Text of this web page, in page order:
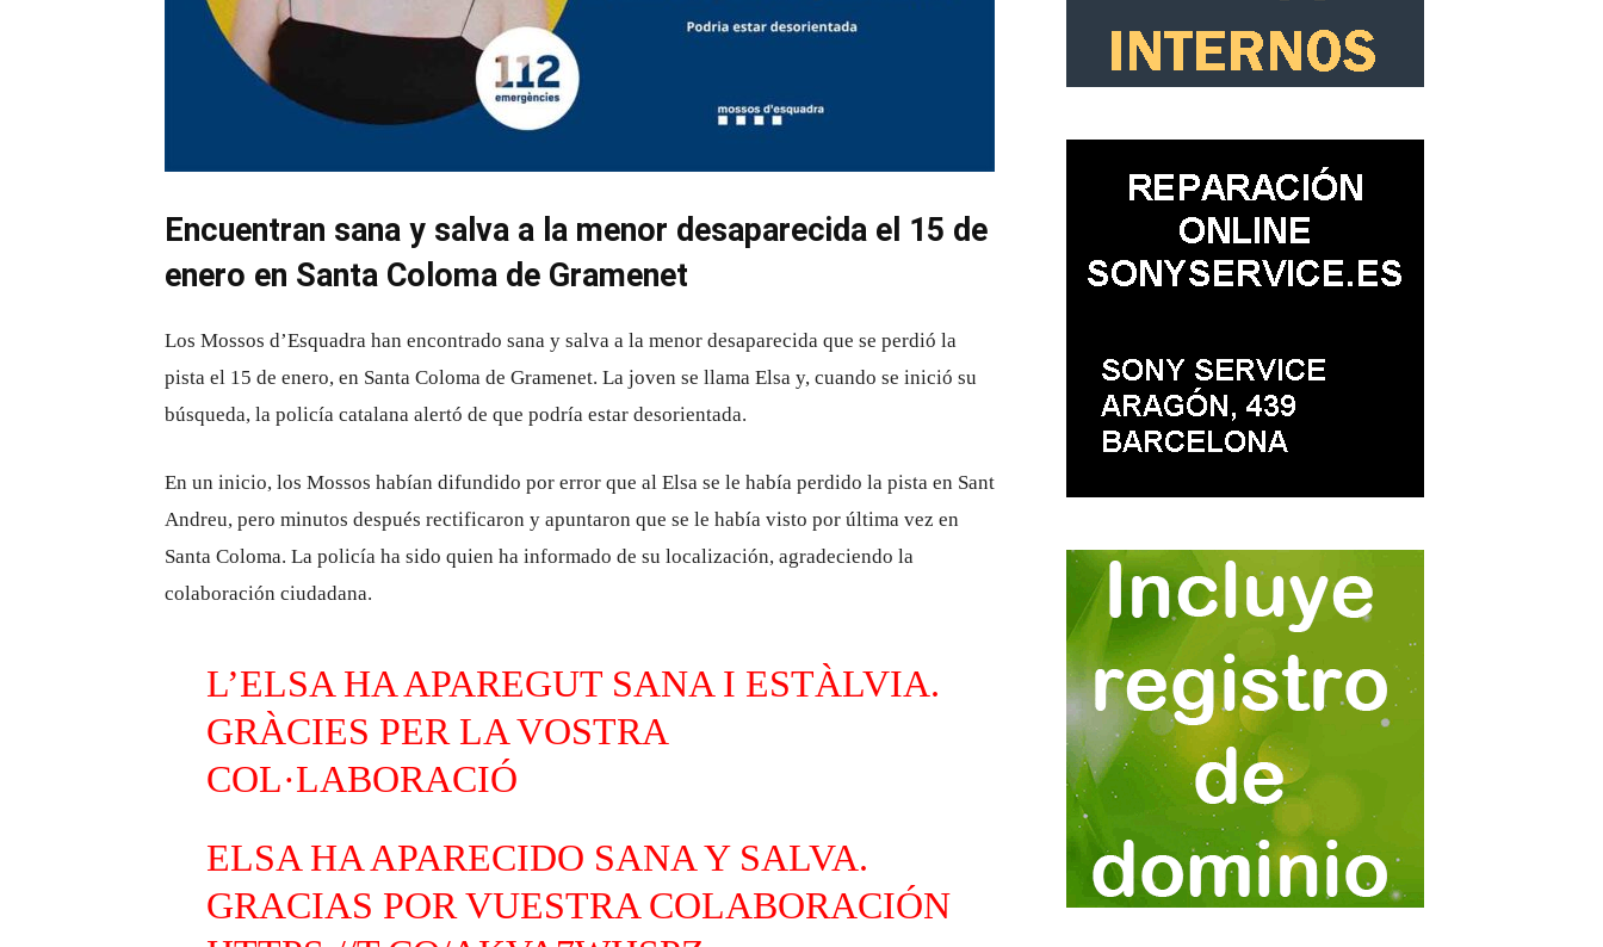
Encuentran sana y salva a la menor desaparecida el 15 de
enero en Santa Coloma de Gramenet
Los Mossos d’Esquadra han encontrado sana y salva a la menor desaparecida que se perdió la
pista el 15 de enero, en Santa Coloma de Gramenet. La joven se llama Elsa y, cuando se inició su
búsqueda, la policía catalana alertó de que podría estar desorientada.
En un inicio, los Mossos habían difundido por error que al Elsa se le había perdido la pista en Sant
Andreu, pero minutos después rectificaron y apuntaron que se le había visto por última vez en
Santa Coloma. La policía ha sido quien ha informado de su localización, agradeciendo la
colaboración ciudadana.
L’ELSA HA APAREGUT SANA I ESTÀLVIA.
GRÀCIES PER LA VOSTRA
COL·LABORACIÓ
ELSA HA APARECIDO SANA Y SALVA.
GRACIAS POR VUESTRA COLABORACIÓN